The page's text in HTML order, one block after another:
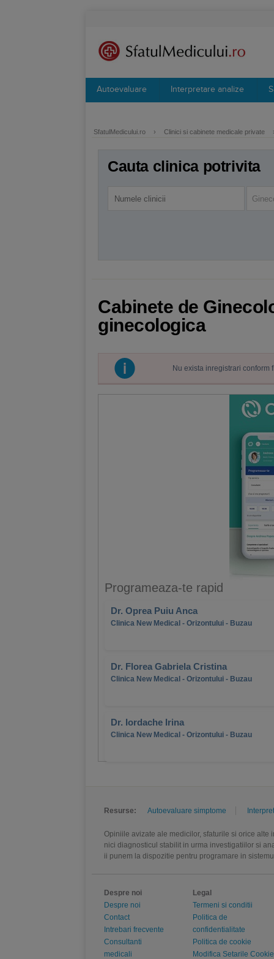
Autoevaluare Interpretare analize
SfatulMedicului.ro › Clinici si cabinete medicale private
Cauta clinica potrivita
Cabinete de
ginecologica
Nu exista inregistrari
Programeaza-te rapid
Dr. Oprea Puiu Anca
Clinica New Medical - Orizontului - Buzau
Dr. Florea Gabriela Cristina
Clinica New Medical - Orizontului - Buzau
Dr. Iordache Irina
Clinica New Medical - Orizontului - Buzau
Resurse: Autoevaluare simptome
Opiniile avizate ale medicilor, sfaturile si orice
nici diagnosticul stabilit in urma investigatiilor si
ii punem la dispozitie pentru programare in
Despre noi
Despre noi
Contact
Intrebari frecvente
Consultanti
medicali
Legal
Termeni si conditii
Politica de
confidentialitate
Politica de cookie
Modifica Setarile Cookie